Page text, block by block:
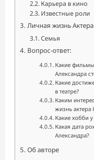
Карьера в кино
Известные роли
Личная жизнь
Семья
Вопрос-ответ:
Какие фильмы
Александра
Какие
в театре?
Каким
жизнь актера
Какие хобби
Какая дата
Александра?
Об авторе